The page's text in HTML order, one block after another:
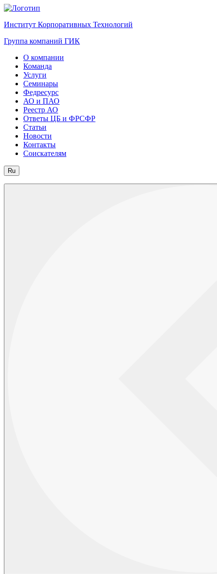
Институт Корпоративных Технологий
Группа компаний ГИК
О компании
Команда
Услуги
Семинары
Федресурс
АО и ПАО
Реестр АО
Ответы ЦБ и ФРСФР
Статьи
Новости
Контакты
Соискателям
Ru